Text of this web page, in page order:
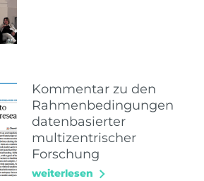
Kommentar zu den
Rahmenbedingungen
datenbasierter
multizentrischer
Forschung
weiterlesen